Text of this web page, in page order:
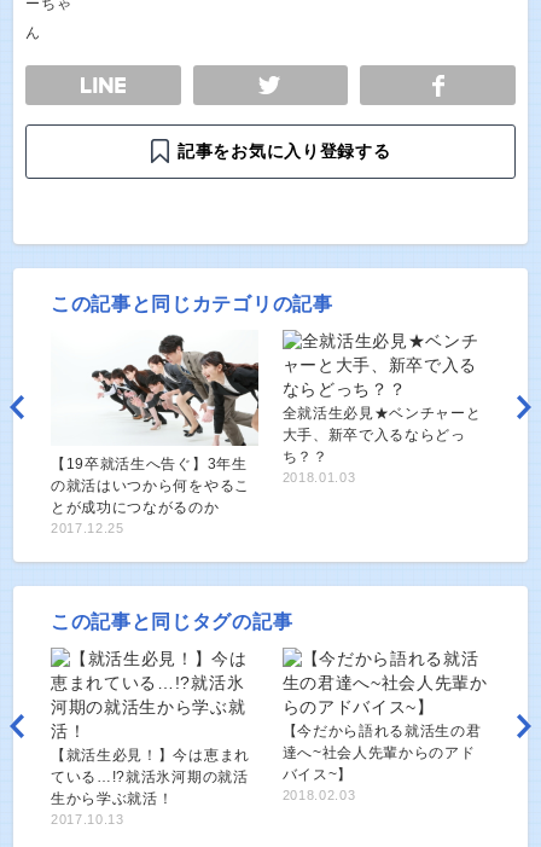
TWEET
記事をお気に入り登録する
この記事と同じカテゴリの記事
【19卒就活生へ告ぐ】3年生
の就活はいつから何をやるこ
とが成功につながるのか
2017.12.25
全就活生必見★ベンチャーと
大手、新卒で入るならどっ
ち？？
2018.01.03
この記事と同じタグの記事
【就活生必見！】今は恵まれ
ている…!?就活氷河期の就活
生から学ぶ就活！
2017.10.13
【今だから語れる就活生の君
達へ~社会人先輩からのアド
バイス~】
2018.02.03